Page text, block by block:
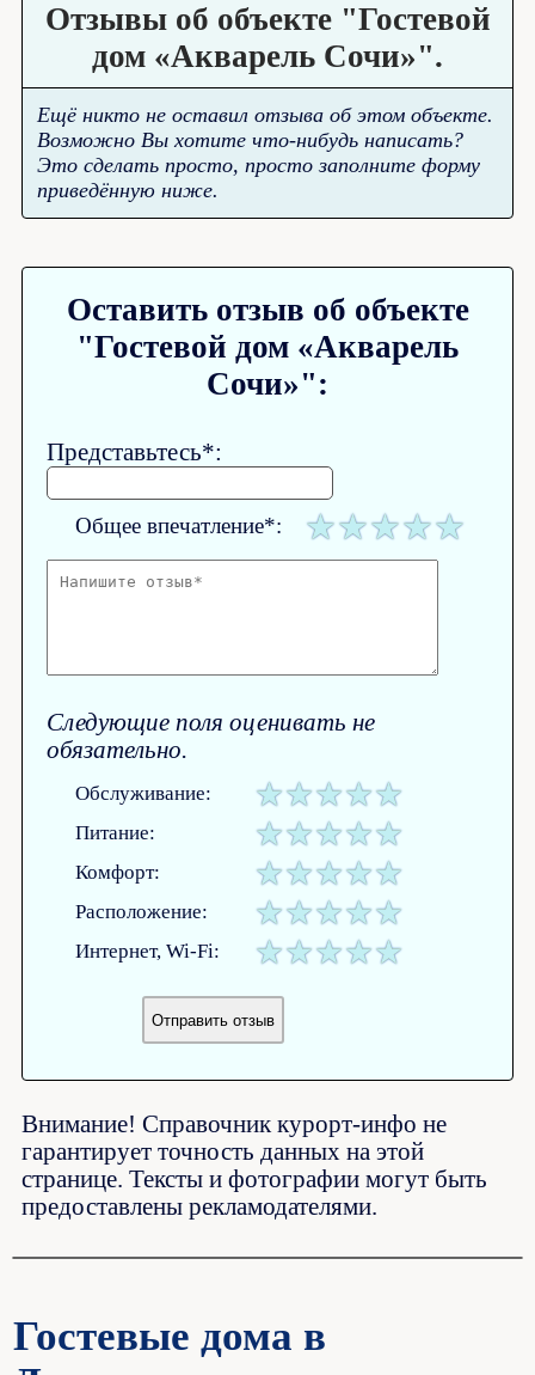
Отзывы об объекте "Гостевой
дом «Акварель Сочи»".
Ещё никто не оставил отзыва об этом объекте.
Возможно Вы хотите что-нибудь написать?
Это сделать просто, просто заполните форму
приведённую ниже.
Оставить отзыв об объекте
"Гостевой дом «Акварель
Сочи»":
Представьтесь*:
Общее впечатление*:
Следующие поля оценивать не
обязательно.
Обслуживание:
Питание:
Комфорт:
Расположение:
Интернет, Wi-Fi:
Внимание! Справочник курорт-инфо не
гарантирует точность данных на этой
странице. Тексты и фотографии могут быть
предоставлены рекламодателями.
Гостевые дома в